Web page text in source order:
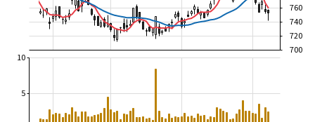
700
720
740
760
5
10